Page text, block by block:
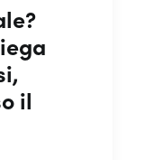
il